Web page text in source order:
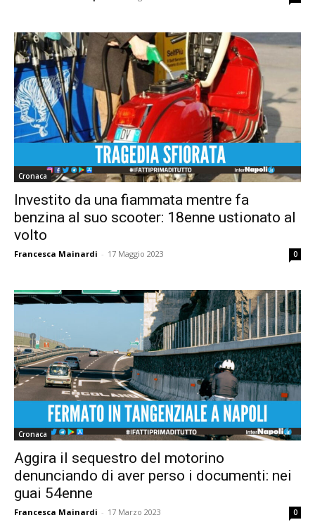
Cronaca
Investito da una fiammata mentre fa
benzina al suo scooter: 18enne ustionato al
volto
Francesca Mainardi - 17 Maggio 2023 0
Cronaca
Aggira il sequestro del motorino
denunciando di aver perso i documenti: nei
guai 54enne
Francesca Mainardi - 17 Marzo 2023 0